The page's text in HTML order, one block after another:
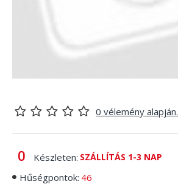
0 vélemény alapján.
Készleten: SZÁLLÍTÁS 1-3 NAP
Hűségpontok: 46